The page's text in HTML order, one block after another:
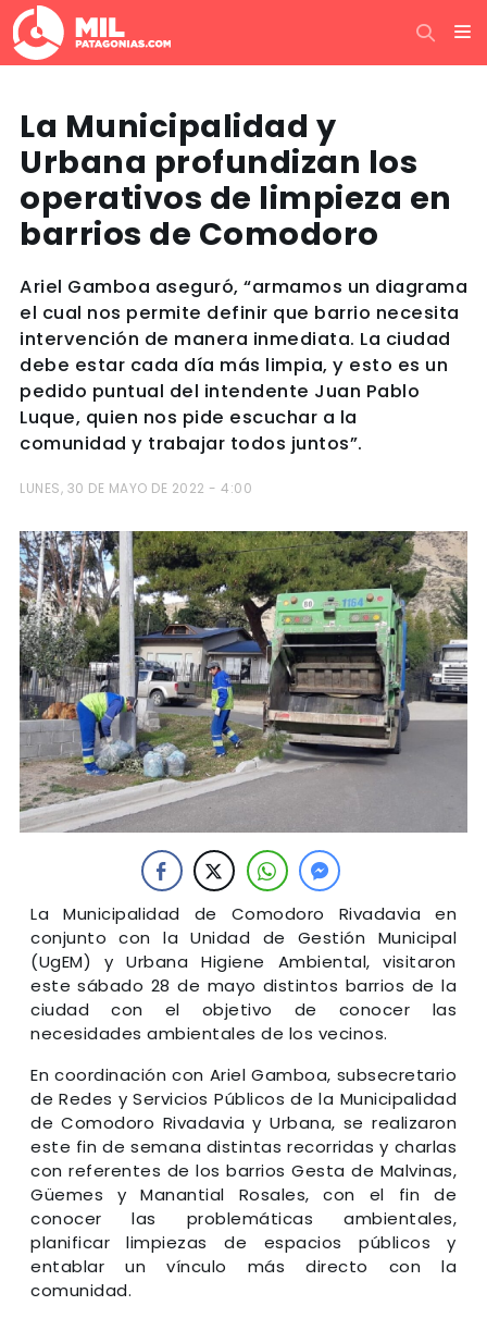
La Municipalidad y
Urbana profundizan los
operativos de limpieza en
barrios de Comodoro
Ariel Gamboa aseguró, “armamos un diagrama
el cual nos permite definir que barrio necesita
intervención de manera inmediata. La ciudad
debe estar cada día más limpia, y esto es un
pedido puntual del intendente Juan Pablo
Luque, quien nos pide escuchar a la
comunidad y trabajar todos juntos”.
LUNES, 30 DE MAYO DE 2022 - 4:00
La Municipalidad de Comodoro Rivadavia en
conjunto con la Unidad de Gestión Municipal
(UgEM) y Urbana Higiene Ambiental, visitaron
este sábado 28 de mayo distintos barrios de la
ciudad con el objetivo de conocer las
necesidades ambientales de los vecinos.
En coordinación con Ariel Gamboa, subsecretario
de Redes y Servicios Públicos de la Municipalidad
de Comodoro Rivadavia y Urbana, se realizaron
este fin de semana distintas recorridas y charlas
con referentes de los barrios Gesta de Malvinas,
Güemes y Manantial Rosales, con el fin de
conocer las problemáticas ambientales,
planificar limpiezas de espacios públicos y
entablar un vínculo más directo con la
comunidad.